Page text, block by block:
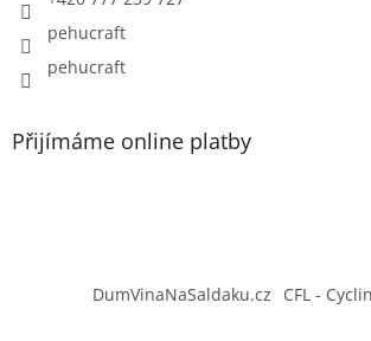
pehucraft
pehucraft
Přijímáme online platby
DumVinaNaSaldaku.cz CFL -